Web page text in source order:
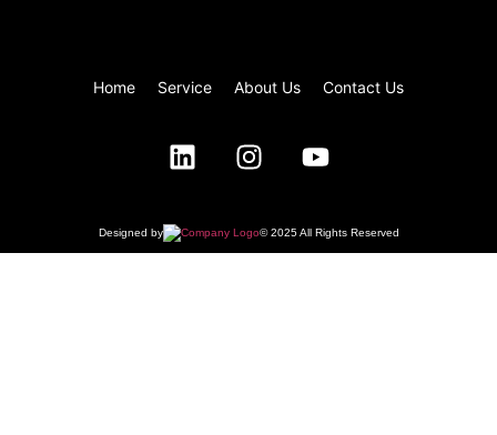
Home Service About Us Contact Us
Designed by © 2025 All Rights Reserved